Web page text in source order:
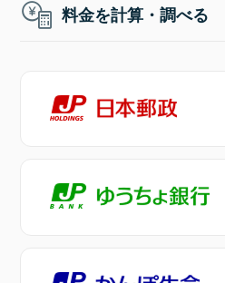
料金を計算・調べる